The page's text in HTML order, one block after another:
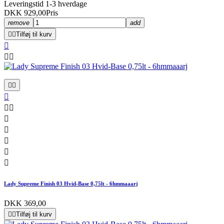
Leveringstid 1-3 hverdage
DKK 929,00Pris
remove
add
 Tilføj til kurv

 
 

 





Lady Supreme Finish 03 Hvid-Base 0,75lt - 6hmmaaarj
DKK 369,00
 Tilføj til kurv